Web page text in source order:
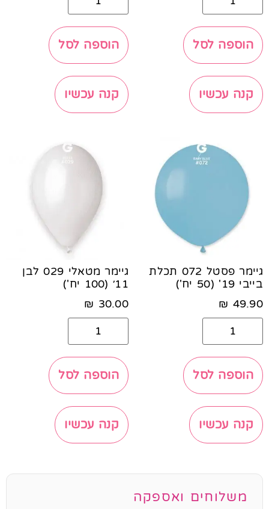
הוספה לסל
קנה עכשיו
הוספה לסל
קנה עכשיו
גיימר פסטל 072 תכלת
בייבי 19' (50 יח')
49.90
₪
הוספה לסל
קנה עכשיו
גיימר מטאלי 029 לבן
11׳ (100 יח')
30.00
₪
הוספה לסל
קנה עכשיו
משלוחים ואספקה